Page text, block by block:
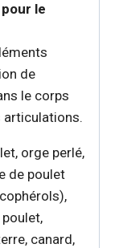
le
de
le corps
articulations.
orge perlé,
de poulet
canard,